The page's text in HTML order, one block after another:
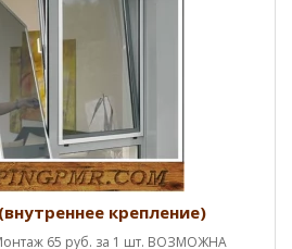
крепление)
65 руб. за 1 шт. ВОЗМОЖНА